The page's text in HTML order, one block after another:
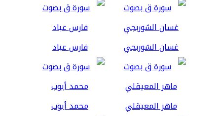
غسان الشوربجي فارس عباد
ماهر المعيقلي محمد أيوب